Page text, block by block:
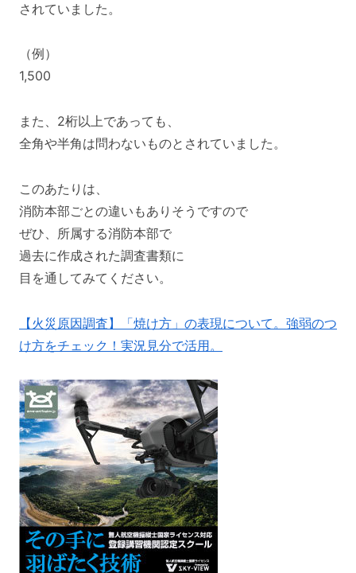
されていました。
（例）
1,500
また、2桁以上であっても、
全角や半角は問わないものとされていました。
このあたりは、
消防本部ごとの違いもありそうですので
ぜひ、所属する消防本部で
過去に作成された調査書類に
目を通してみてください。
【火災原因調査】「焼け方」の表現について。強弱のつ
け方をチェック！実況見分で活用。